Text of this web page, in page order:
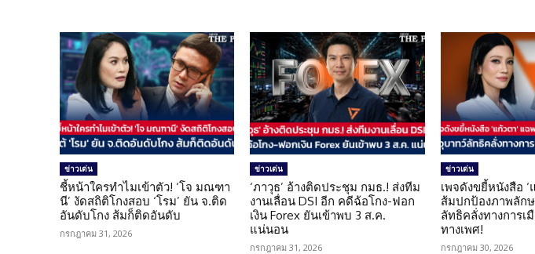
ข่าวเด่น
ชี้หน้าใครทำไมเข้าตัว! ‘โจ มณฑา
นี’ งัดสถิติโกงสอบ ‘โรม’ ยัน จ.ติด
อันดับโกง ส้มก็ติดอันดับ
กรกฎาคม 31, 2026
ข่าวเด่น
‘ภาวุธ’ อ้างติดประชุม กมธ.! ส่งทีม
งานเลื่อน DSI อีก คดีฉ้อโกง-ฟอก
เงิน Forex ยันเข้าพบ 3 ส.ค.
แน่นอน
กรกฎาคม 31, 2026
ข่าวเด่น
เพจดังขยี้หนังสือ
ส้มปกป้องภาพลัก
ลัทธิคลั่งทางการเ
ทางเพศ!
กรกฎาคม 30, 2026